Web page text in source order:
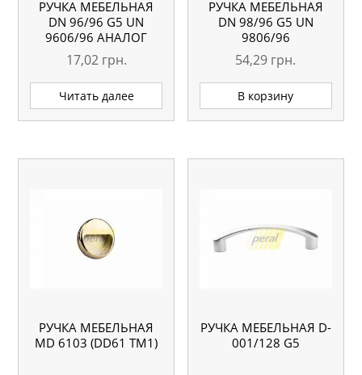
РУЧКА МЕБЕЛЬНАЯ
DN 96/96 G5 UN
9606/96 АНАЛОГ
17,02 грн.
Читать далее
РУЧКА МЕБЕЛЬНАЯ
DN 98/96 G5 UN
9806/96
54,29 грн.
В корзину
РУЧКА МЕБЕЛЬНАЯ
MD 6103 (DD61 TM1)
РУЧКА МЕБЕЛЬНАЯ D-
001/128 G5